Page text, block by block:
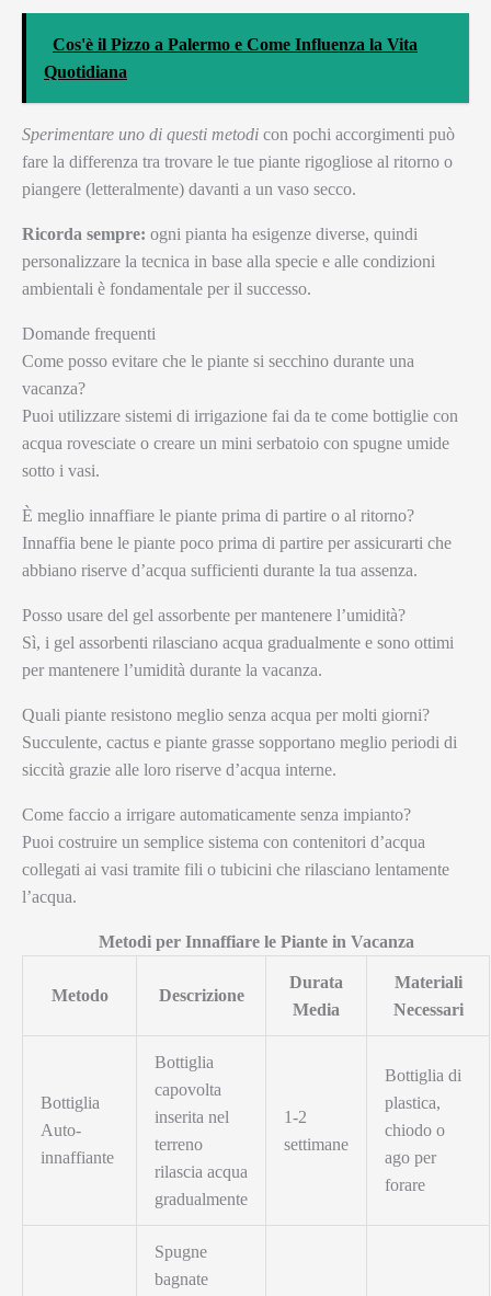
Cos'è il Pizzo a Palermo e Come Influenza la Vita
Quotidiana
Sperimentare uno di questi metodi con pochi accorgimenti può
fare la differenza tra trovare le tue piante rigogliose al ritorno o
piangere (letteralmente) davanti a un vaso secco.
Ricorda sempre: ogni pianta ha esigenze diverse, quindi
personalizzare la tecnica in base alla specie e alle condizioni
ambientali è fondamentale per il successo.
Domande frequenti
Come posso evitare che le piante si secchino durante una
vacanza?
Puoi utilizzare sistemi di irrigazione fai da te come bottiglie con
acqua rovesciate o creare un mini serbatoio con spugne umide
sotto i vasi.
È meglio innaffiare le piante prima di partire o al ritorno?
Innaffia bene le piante poco prima di partire per assicurarti che
abbiano riserve d’acqua sufficienti durante la tua assenza.
Posso usare del gel assorbente per mantenere l’umidità?
Sì, i gel assorbenti rilasciano acqua gradualmente e sono ottimi
per mantenere l’umidità durante la vacanza.
Quali piante resistono meglio senza acqua per molti giorni?
Succulente, cactus e piante grasse sopportano meglio periodi di
siccità grazie alle loro riserve d’acqua interne.
Come faccio a irrigare automaticamente senza impianto?
Puoi costruire un semplice sistema con contenitori d’acqua
collegati ai vasi tramite fili o tubicini che rilasciano lentamente
l’acqua.
Metodi per Innaffiare le Piante in Vacanza
Metodo Descrizione
Durata
Media
Materiali
Necessari
Bottiglia
Auto-
innaffiante
Bottiglia
capovolta
inserita nel
terreno
rilascia acqua
gradualmente
1-2
settimane
Bottiglia di
plastica,
chiodo o
ago per
forare
Spugne
bagnate